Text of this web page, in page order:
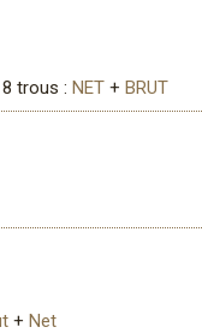
trous : NET + BRUT
+ Net